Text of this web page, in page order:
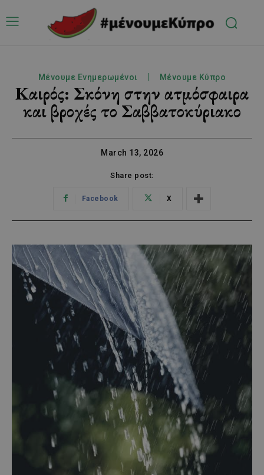
Μένουμε Ενημερωμένοι Μένουμε Κύπρο
Καιρός: Σκόνη στην ατμόσφαιρα
και βροχές το Σαββατοκύριακο
March 13, 2026
Share post:
Facebook X